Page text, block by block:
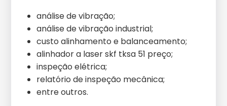
análise de vibração;
análise de vibração industrial;
custo alinhamento e balanceamento;
alinhador a laser skf tksa 51 preço;
inspeção elétrica;
relatório de inspeção mecânica;
entre outros.